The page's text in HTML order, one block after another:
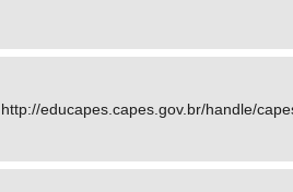
http://educapes.capes.gov.br/handle/